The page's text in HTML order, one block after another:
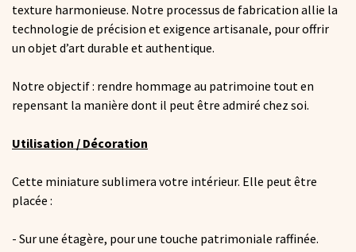
texture harmonieuse. Notre processus de fabrication allie la
technologie de précision et exigence artisanale, pour offrir
un objet d’art durable et authentique.
Notre objectif : rendre hommage au patrimoine tout en
repensant la manière dont il peut être admiré chez soi.
Utilisation / Décoration
Cette miniature sublimera votre intérieur. Elle peut être
placée :
- Sur une étagère, pour une touche patrimoniale raffinée.